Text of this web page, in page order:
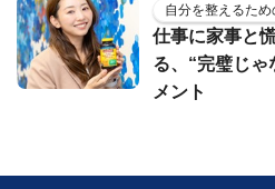
自分を整えるた
仕事に家事と
る、“完璧じゃ
メント